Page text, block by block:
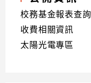
校務基金報表查詢
收費相關資訊
太陽光電專區